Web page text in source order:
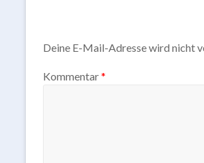
Deine E-Mail-Adresse wird nicht
Kommentar*